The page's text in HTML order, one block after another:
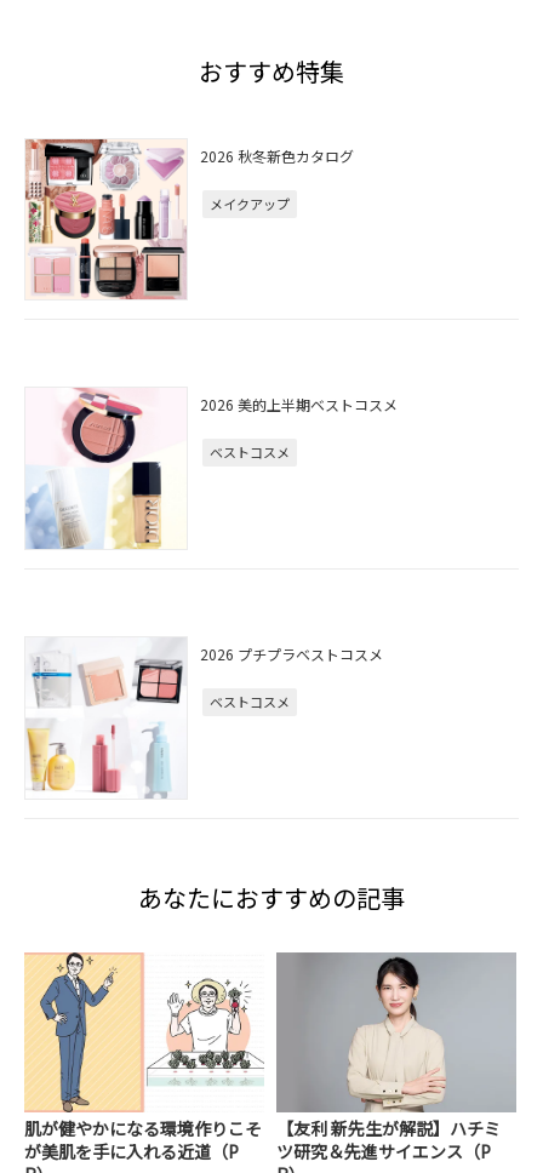
おすすめ特集
2026 秋冬新色カタログ
メイクアップ
2026 美的上半期ベストコスメ
ベストコスメ
2026 プチプラベストコスメ
ベストコスメ
あなたにおすすめの記事
肌が健やかになる環境作りこそ
が美肌を手に入れる近道（P
【友利 新先生が解説】ハチミ
ツ研究＆先進サイエンス（P